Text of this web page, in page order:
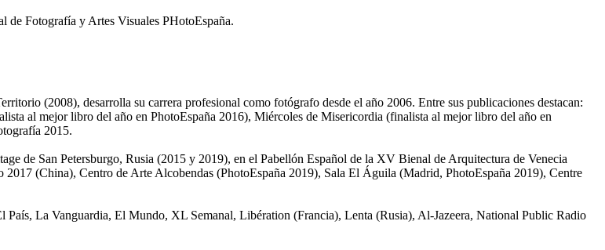
de Fotografía y Artes Visuales PHotoEspaña.
(2008), desarrolla su carrera profesional como fotógrafo desde el año 2006. Entre sus publicaciones destacan:
al mejor libro del año en PhotoEspaña 2016), Miércoles de Misericordia (finalista al mejor libro del año en
2015.
de San Petersburgo, Rusia (2015 y 2019), en el Pabellón Español de la XV Bienal de Arquitectura de Venecia
(China), Centro de Arte Alcobendas (PhotoEspaña 2019), Sala El Águila (Madrid, PhotoEspaña 2019), Centre
País, La Vanguardia, El Mundo, XL Semanal, Libération (Francia), Lenta (Rusia), Al-Jazeera, National Public Radio